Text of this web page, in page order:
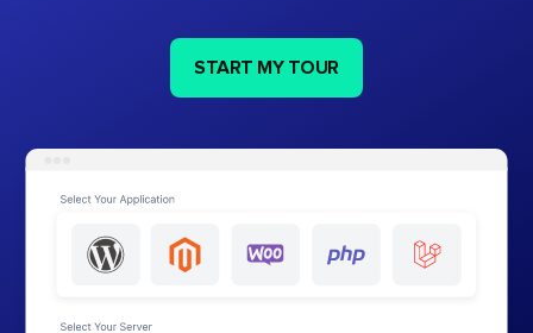
START MY TOUR